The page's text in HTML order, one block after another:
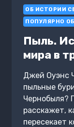
НЕТ
ОБ ИСТОРИИ
ПОПУЛЯРНО
Пыль.
мира в
Джей Оуэнс
пыльные
Чернобыля?
расскажет,
пересекает